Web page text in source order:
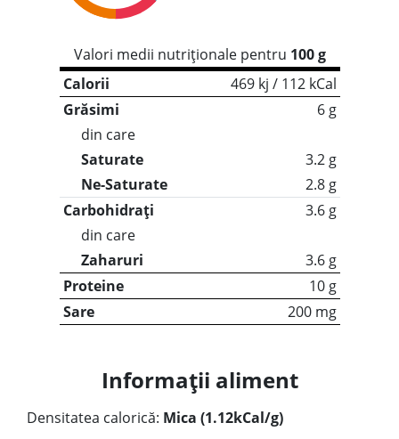
Valori medii nutriționale pentru 100 g
Calorii
469 kj / 112 kCal
Grăsimi
6 g
din care
Saturate
3.2 g
Ne-Saturate
2.8 g
Carbohidrați
3.6 g
din care
Zaharuri
3.6 g
Proteine
10 g
Sare
200 mg
Informații aliment
Densitatea calorică: Mica (1.12kCal/g)